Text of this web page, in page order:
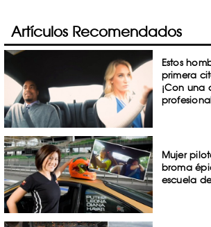
Artículos Recomendados
Estos
primera
¡Con una
Mujer
broma
escuela